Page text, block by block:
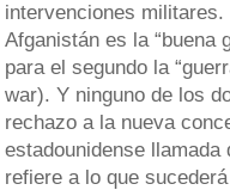
intervenciones
Afganistán es la “buena
para el segundo la
war). Y ninguno de los
rechazo a la nueva
estadounidense llamada
refiere a lo que